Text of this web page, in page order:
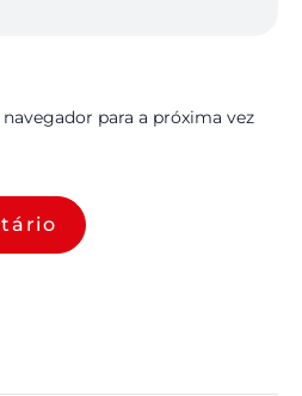
para a próxima vez